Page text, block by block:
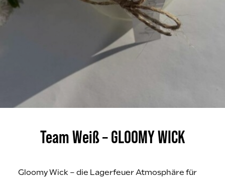
Team Weiß – GLOOMY WICK
Gloomy Wick – die Lagerfeuer Atmosphäre für